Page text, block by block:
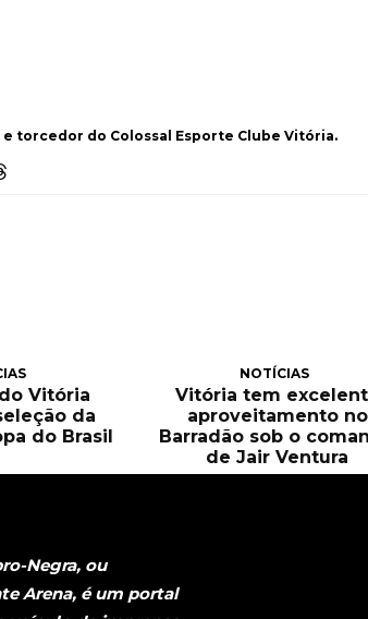
torcedor do Colossal Esporte Clube Vitória.
Vitória
da
do Brasil
NOTÍCIAS
Vitória tem
aproveitamento no
Barradão sob o
de Jair Ventura
Negra, ou
Arena, é um portal